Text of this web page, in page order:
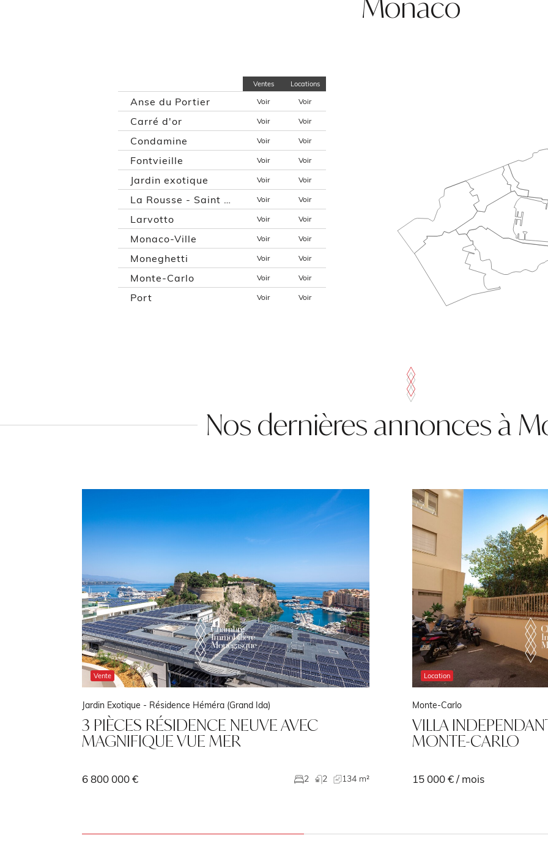
Monaco
Ventes Locations
Anse du Portier Voir Voir
Carré d'or Voir Voir
Condamine Voir Voir
Fontvieille Voir Voir
Jardin exotique Voir Voir
Voir Voir
Larvotto Voir Voir
Monaco-Ville Voir Voir
Moneghetti Voir Voir
Monte-Carlo Voir Voir
Port Voir Voir
Nos dernières annonces à
Vente
Jardin Exotique - Résidence Héméra (Grand Ida)
3 PIÈCES RÉSIDENCE NEUVE AVEC
MAGNIFIQUE VUE MER
6 800 000 € 2 2 134 m²
Location
Monte-Carlo
VILLA
MONTE-CARLO
15 000 € / mois